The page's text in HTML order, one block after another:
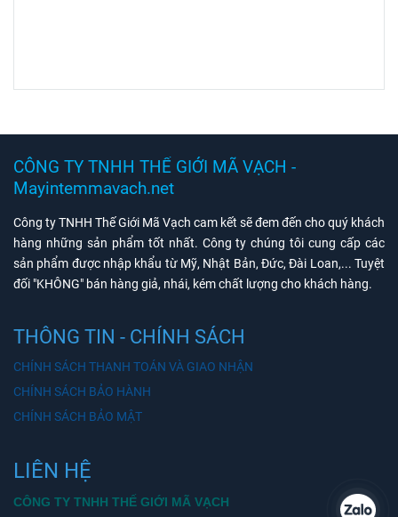
CÔNG TY TNHH THẾ GIỚI MÃ VẠCH -
Mayintemmavach.net
Công ty TNHH Thế Giới Mã Vạch cam kết sẽ đem đến cho quý khách
hàng những sản phẩm tốt nhất. Công ty chúng tôi cung cấp các
sản phẩm được nhập khẩu từ Mỹ, Nhật Bản, Đức, Đài Loan,... Tuyệt
đối "KHÔNG" bán hàng giả, nhái, kém chất lượng cho khách hàng.
THÔNG TIN - CHÍNH SÁCH
CHÍNH SÁCH THANH TOÁN VÀ GIAO NHẬN
CHÍNH SÁCH BẢO HÀNH
CHÍNH SÁCH BẢO MẬT
LIÊN HỆ
CÔNG TY TNHH THẾ GIỚI MÃ VẠCH